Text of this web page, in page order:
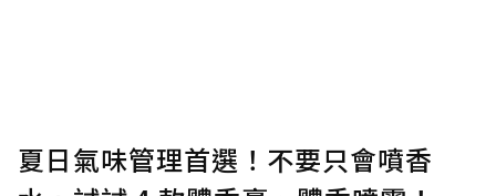
夏日氣味管理首選！不要只會噴香